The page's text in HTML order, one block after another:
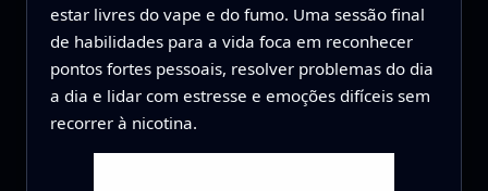
estar livres do vape e do fumo. Uma sessão final
de habilidades para a vida foca em reconhecer
pontos fortes pessoais, resolver problemas do dia
a dia e lidar com estresse e emoções difíceis sem
recorrer à nicotina.